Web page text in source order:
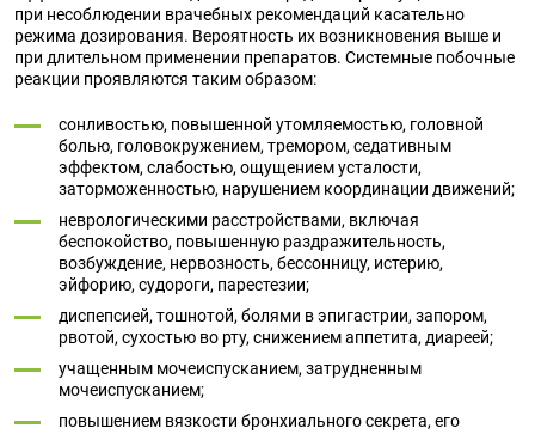
при несоблюдении врачебных рекомендаций касательно
режима дозирования. Вероятность их возникновения выше и
при длительном применении препаратов. Системные побочные
реакции проявляются таким образом:
сонливостью, повышенной утомляемостью, головной
болью, головокружением, тремором, седативным
эффектом, слабостью, ощущением усталости,
заторможенностью, нарушением координации движений;
неврологическими расстройствами, включая
беспокойство, повышенную раздражительность,
возбуждение, нервозность, бессонницу, истерию,
эйфорию, судороги, парестезии;
диспепсией, тошнотой, болями в эпигастрии, запором,
рвотой, сухостью во рту, снижением аппетита, диареей;
учащенным мочеиспусканием, затрудненным
мочеиспусканием;
повышением вязкости бронхиального секрета, его